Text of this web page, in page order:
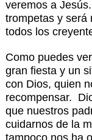
veremos a
trompetas y será
todos los
Como puedes
gran fiesta y un
con Dios, quien
recompensar.
que nuestros
cuidarnos de la
tampoco nos ha